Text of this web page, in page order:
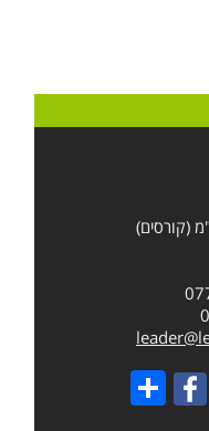
Share